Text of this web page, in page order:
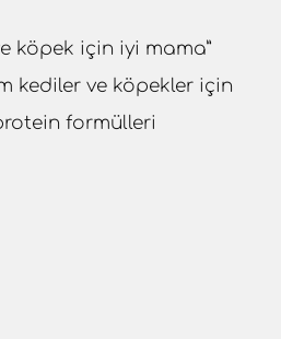
köpek için iyi mama”
kediler ve köpekler için
formülleri